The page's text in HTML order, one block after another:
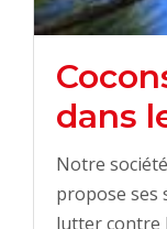
dans
Notre
propose ses
lutter contre